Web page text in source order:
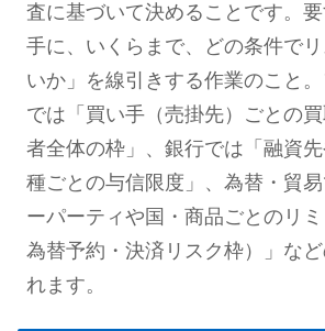
査に基づいて決めることです。
手に、いくらまで、どの条件で
いか」を線引きする作業のこと
では「買い手（売掛先）ごとの
者全体の枠」、銀行では「融資
種ごとの与信限度」、為替・貿
ーパーティや国・商品ごとのリミ
為替予約・決済リスク枠）」な
れます。